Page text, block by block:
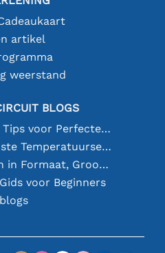
artikel
weerstand
BLOGS
Solderen als een Pro: Tips voor Perfecte Elektronische Verbindingen
Het Kiezen van de Juiste Temperatuursensor [youtube]
18650 Batterijen: Klein in Formaat, Groot in Prestatie
voor Beginners